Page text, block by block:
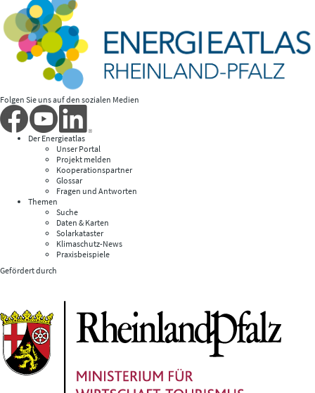
Folgen Sie uns auf den sozialen Medien
Der Energieatlas
Unser Portal
Projekt melden
Kooperationspartner
Glossar
Fragen und Antworten
Themen
Suche
Daten & Karten
Solarkataster
Klimaschutz-News
Praxisbeispiele
Gefördert durch